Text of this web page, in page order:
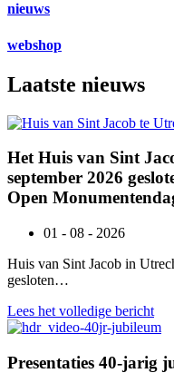
nieuws
webshop
Laatste nieuws
Het Huis van Sint
september 2026
Open
01 - 08 - 2026
Huis van Sint Jacob in
gesloten…
Lees het volledige bericht
Presentaties 40-jarig